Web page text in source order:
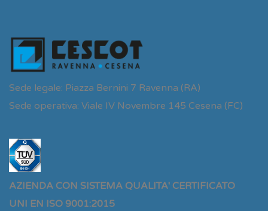
Sede legale: Piazza Bernini 7 Ravenna (RA)
Sede operativa: Viale IV Novembre 145 Cesena (FC)
AZIENDA CON SISTEMA QUALITA' CERTIFICATO
UNI EN ISO 9001:2015